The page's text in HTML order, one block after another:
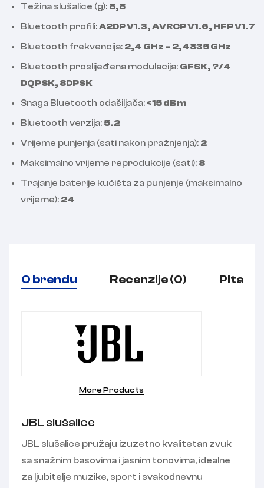
Težina slušalice (g): 8,8
Bluetooth profili:A2DP V1.3, AVRCP V1.6, HFP V1.7
Bluetooth frekvencija: 2,4 GHz – 2,4835 GHz
Bluetooth proslijeđena modulacija: GFSK, ?/4
DQPSK, 8DPSK
Snaga Bluetooth odašiljača: <15 dBm
Bluetooth verzija: 5.2
Vrijeme punjenja (sati nakon pražnjenja): 2
Maksimalno vrijeme reprodukcije (sati): 8
Trajanje baterije kućišta za punjenje (maksimalno
vrijeme): 24
O brendu Recenzije (0) Pitanja
More Products
JBL slušalice
JBL slušalice pružaju izuzetno kvalitetan zvuk
sa snažnim basovima i jasnim tonovima, idealne
za ljubitelje muzike, sport i svakodnevnu